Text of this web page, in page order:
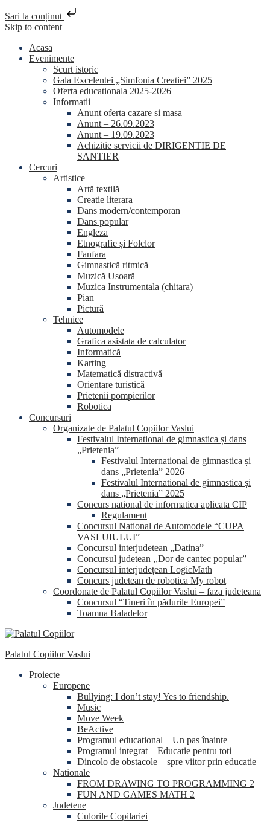
Sari la conținut
Skip to content
Acasa
Evenimente
Scurt istoric
Gala Excelentei „Simfonia Creatiei” 2025
Oferta educationala 2025-2026
Informatii
Anunt oferta cazare si masa
Anunt – 26.09.2023
Anunt – 19.09.2023
Achizitie servicii de DIRIGENTIE DE
SANTIER
Cercuri
Artistice
Artă textilă
Creatie literara
Dans modern/contemporan
Dans popular
Engleza
Etnografie și Folclor
Fanfara
Gimnastică ritmică
Muzică Usoară
Muzica Instrumentala (chitara)
Pian
Pictură
Tehnice
Automodele
Grafica asistata de calculator
Informatică
Karting
Matematică distractivă
Orientare turistică
Prietenii pompierilor
Robotica
Concursuri
Organizate de Palatul Copiilor Vaslui
Festivalul International de gimnastica și dans
„Prietenia”
Festivalul International de gimnastica și
dans „Prietenia” 2026
Festivalul International de gimnastica și
dans „Prietenia” 2025
Concurs national de informatica aplicata CIP
Regulament
Concursul National de Automodele “CUPA
VASLUIULUI”
Concursul interjudetean „Datina”
Concursul judetean ,,Dor de cantec popular”
Concursul interjudețean LogicMath
Concurs judetean de robotica My robot
Coordonate de Palatul Copiilor Vaslui – faza judeteana
Concursul “Tineri în pădurile Europei”
Toamna Baladelor
Palatul Copiilor Vaslui
Proiecte
Europene
Bullying: I don’t stay! Yes to friendship.
Music
Move Week
BeActive
Programul educational – Un pas înainte
Programul integrat – Educatie pentru toti
Dincolo de obstacole – spre viitor prin educatie
Nationale
FROM DRAWING TO PROGRAMMING 2
FUN AND GAMES MATH 2
Judetene
Culorile Copilariei